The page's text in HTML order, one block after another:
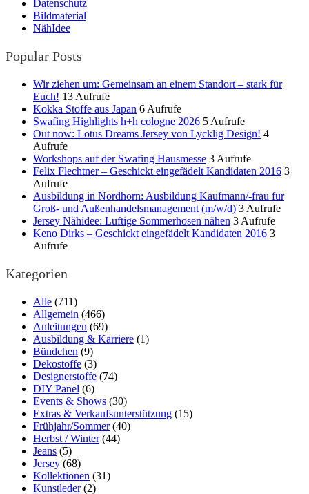
Datenschutz
Bildmaterial
NähIdee
Popular Posts
Wir ziehen um: Gemeinsam an einem Standort – stark für
Euch! 13 Aufrufe
Kokka Stoffe aus Japan 6 Aufrufe
Swafing Highlights h+h cologne 2026 5 Aufrufe
Out now: Lotus Dreams Jersey von Lycklig Design! 4
Aufrufe
Workshops auf der Swafing Hausmesse 3 Aufrufe
Felix Flechtner – Geschickt eingefädelt Kandidaten 2016 3
Aufrufe
Ausbildung in Nordhorn: Ausbildung Kaufmann/-frau für
Groß- und Außenhandelsmanagement (m/w/d) 3 Aufrufe
Jersey Nähidee: Luftige Sommerhosen nähen 3 Aufrufe
Keno Dirks – Geschickt eingefädelt Kandidaten 2016 3
Aufrufe
Kategorien
Alle (711)
Allgemein (466)
Anleitungen (69)
Ausbildung & Karriere (1)
Bündchen (9)
Dekostoffe (3)
Designerstoffe (74)
DIY Panel (6)
Events & Shows (30)
Extras & Verkaufsunterstützung (15)
Frühjahr/Sommer (40)
Herbst / Winter (44)
Jeans (5)
Jersey (68)
Kollektionen (31)
Kunstleder (2)